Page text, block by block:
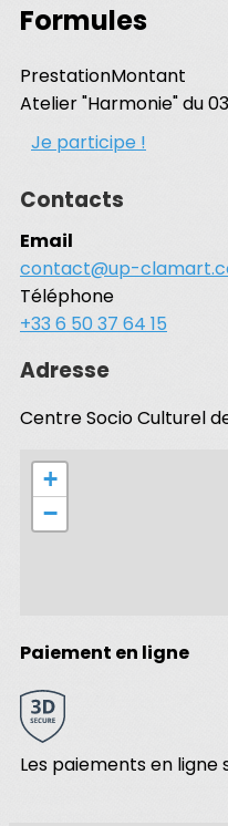
Formules
PrestationMontant
Atelier "Harmonie" du
Je participe !
Contacts
Email
contact@up-
Téléphone
+33 6 50 37 64 15
Adresse
Centre Socio Culturel
+
−
Paiement en ligne
Les paiements en